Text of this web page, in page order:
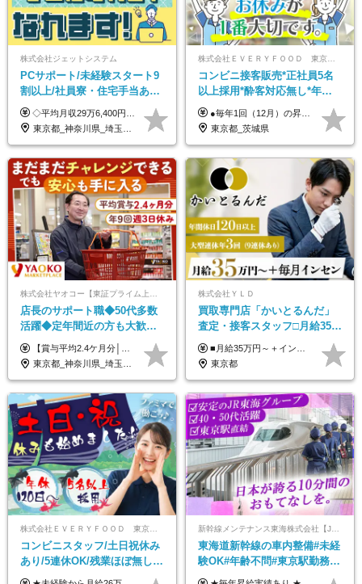
株式会社ジェットシステム
PCサポート/未経験スタート9
割以上/社員寮・住宅手当あり/
正社員デビューOK/20代～30
代活躍中/全国募集
◇平均月収29万6,400円(各種手当含む) ◇住宅手当⇒最大家賃の半額支給 ◇賞与年2回支給 ■月給22万5,000円以上＋地域手当＋時間外手当＋住宅手当＋家族手当 ※経験やスキルに応じて給与を決定します ※試用期間2ヶ月あり（期間内は時給1,060円以上となります） └地域により上がる可能性があり／例：東京都時給1,370円 └その他待遇に差異なし ＜モデル月収例＞ 1年目：296,400円 3年目：320,000円 【固定残業代について】 なし（残業代は、実際の労働時間に応じて別途全額支給）
東京都_神奈川県_埼玉県_千葉県_大阪府_愛知県_北海道_青森県_岩手県_宮城県_秋田県_山形県_福島県_茨城県_群馬県_新潟県_山梨県_長野県_富山県_石川県_静岡県_岐阜県_三重県_兵庫県_京都府_滋賀県_奈良県_和歌山県_広島県_岡山県_鳥取県_島根県_山口県_徳島県_香川県_愛媛県_高知県_福岡県_熊本県_佐賀県_長崎県_大分県_宮崎県_沖縄県
コンビニ接客販売*正社員5名
以上採用*酔客対応無し*年休
120日～*創業59年の安定基盤*
コンビニ経験者優遇
●毎年1回（12月）の昇給で給与にしっかり反映！ ●賞与年2回あり（6月・12月） 月給26万円＋賞与年2回＋交通費全額支給 役職の有無にかかわらず、日々の頑張りは正当に評価します！ リーダー・店長昇格後は等級に合わせて給与UP＋役職手当があるので、 納得感を持って働くことができます◎ ※経験・スキルを考慮の上、決定します ※上記金額には固定残業代（21時間分・3万7300円以上）を含みます。超過分は別途全額支給します ※試用期間3ヶ月間あり（期間中の給与・待遇に差異はありません）
東京都_茨城県
店長のサポート職◆50代多数
活躍◆定年間近の方も大歓
迎！◆出勤はお昼から◆平均
賞与2.4ヶ月分◆残業少なめ
【賞与平均2.4ケ月分│決算賞与も20年以上連続で支給中！】 ＜月収例＞ 月収29万円（地域限定正社員／残業代・各種手当含む） 月収26万円（契約社員／残業代・各種手当含む） ◆月給：月給258,400円～361,500円＋残業代＋各種手当 ※給与は前職での経験、スキルを考慮し、決定します ※残業代は全額支給します ※契約社員としてご入社いただく方は、賞与額に差異あり。詳細は面接でお話しします ※試用期間3ヶ月あり。条件に変更はありません ※契約社員の場合：契約期間12カ月（更新あり） ※60歳未満でご入社いただいた方も、60歳になったタイミングで雇用形態は契約社員に切り替えとなります。
東京都_神奈川県_埼玉県_千葉県_茨城県_栃木県_群馬県
株式会社ＹＬＤ
買取専⾨店「かいとるんだ」
査定・接客スタッフ□⽉給35万
円以上＋毎⽉インセン□年休
120日以上□土日休み
■月給35万円～＋インセンティブ＋各種手当 ※固定残業代（月45時間分87,600円～）を含む。超過した場合は別途残業代を支給いたします ※経験・年齢などを考慮の上、決定します ※試用期間3ヶ月あり（待遇に変動なし）
東京都
株式会社ＥＶＥＲＹＦＯＯＤ 東京本社
コンビニスタッフ/土日祝休み
あり/5連休OK/残業ほぼ無し/
賞与年2回/トイレ掃除・夜勤
新幹線メンテナンス東海株式会社【JR東海グループ】
東海道新幹線の車内整備#未経
験OK#年齢不問#東京駅勤務
#59歳まで正社員登用可＆登用